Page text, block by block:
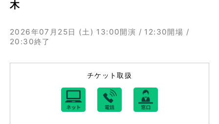
木
2026年07月25日 (土) 13:00開演 / 12:30開場 /
20:30終了
チケット取扱